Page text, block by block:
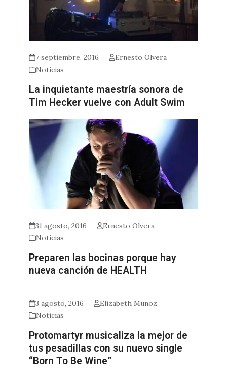
7 septiembre, 2016
Ernesto Olvera
Noticias
La inquietante maestría sonora de
Tim Hecker vuelve con Adult Swim
31 agosto, 2016
Ernesto Olvera
Noticias
Preparen las bocinas porque hay
nueva canción de HEALTH
3 agosto, 2016
Elizabeth Munoz
Noticias
Protomartyr musicaliza la mejor de
tus pesadillas con su nuevo single
“Born To Be Wine”